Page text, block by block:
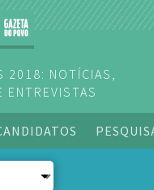
2018: NOTÍCIAS,
ENTREVISTAS